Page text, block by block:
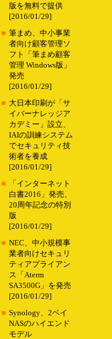
版を無料で提供
[2016/01/29]
■ 筆まめ、中小事業
者向け顧客管理ソ
フト「筆まめ顧客
管理 Windows版」
発売
[2016/01/29]
■ 大日本印刷が「サ
イバーナレッジア
カデミー」設立、
IAIの訓練システム
でセキュリティ技
術者を養成
[2016/01/29]
■
「インターネット
白書2016」発売、
20周年記念の特別
版
[2016/01/29]
■ NEC、中小規模事
業者向けセキュリ
ティアプライアン
ス「Aterm
SA3500G」を発売
[2016/01/29]
■ Synology、2ベイ
NASのハイエンド
モデル